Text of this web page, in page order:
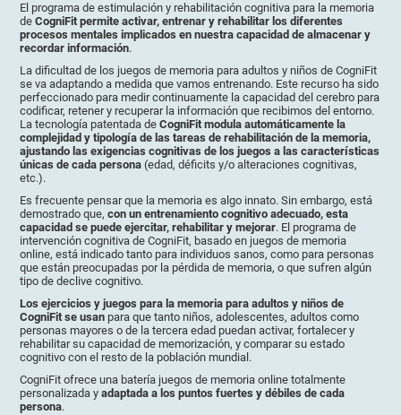
El programa de estimulación y rehabilitación cognitiva para la memoria
deCogniFit permite activar, entrenar y rehabilitar los diferentes
procesos mentales implicados en nuestra capacidad de almacenar y
recordar información.
La dificultad de los juegos de memoria para adultos y niños de CogniFit
se va adaptando a medida que vamos entrenando. Este recurso ha sido
perfeccionado para medir continuamente la capacidad del cerebro para
codificar, retener y recuperar la información que recibimos del entorno.
La tecnología patentada deCogniFit modula automáticamente la
complejidad y tipología de las tareas de rehabilitación de la memoria,
ajustando las exigencias cognitivas de los juegos a las características
únicas de cada persona (edad, déficits y/o alteraciones cognitivas,
etc.).
Es frecuente pensar que la memoria es algo innato. Sin embargo, está
demostrado que,con un entrenamiento cognitivo adecuado, esta
capacidad se puede ejercitar, rehabilitar y mejorar. El programa de
intervención cognitiva de CogniFit, basado en juegos de memoria
online, está indicado tanto para individuos sanos, como para personas
que están preocupadas por la pérdida de memoria, o que sufren algún
tipo de declive cognitivo.
Los ejercicios y juegos para la memoria para adultos y niños de
CogniFit se usan para que tanto niños, adolescentes, adultos como
personas mayores o de la tercera edad puedan activar, fortalecer y
rehabilitar su capacidad de memorización, y comparar su estado
cognitivo con el resto de la población mundial.
CogniFit ofrece una batería juegos de memoria online totalmente
personalizada yadaptada a los puntos fuertes y débiles de cada
persona.